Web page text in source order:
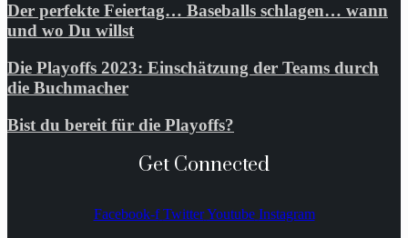
Der perfekte Feiertag… Baseballs schlagen… wann
und wo Du willst
Die Playoffs 2023: Einschätzung der Teams durch
die Buchmacher
Bist du bereit für die Playoffs?
Get Connected
Facebook-f Twitter Youtube Instagram